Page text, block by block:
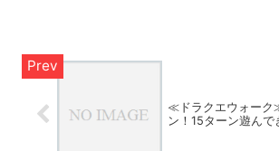
≪ドラクエウォーク
ン！15ターン遊んで